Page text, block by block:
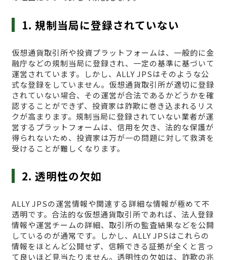
1. 規制当局に登録されていない
仮想通貨取引所や投資プラットフォームは、一般的に金
融庁などの規制当局に登録され、一定の基準に基づいて
運営されています。しかし、ALLY JPSはそのような公
式な登録をしていません。仮想通貨取引所が適切に登録
されていない場合、その運営が合法であるかどうかを確
認することができず、投資家は詐欺に巻き込まれるリス
クが高まります。規制当局に登録されていない業者が運
営するプラットフォームは、信用を欠き、法的な保護が
得られないため、投資家は万が一の問題に対して救済を
受けることが難しくなります。
2. 透明性の欠如
ALLY JPSの運営情報や関連する詳細な情報が極めて不
透明です。合法的な仮想通貨取引所であれば、法人登録
情報や運営チームの詳細、取引所の監査結果などを公開
しているのが通常です。しかし、ALLY JPSはこれらの
情報をほとんど公開せず、信頼できる証拠が全くと言っ
て良いほど見当たりません。透明性の欠如は、詐欺の兆